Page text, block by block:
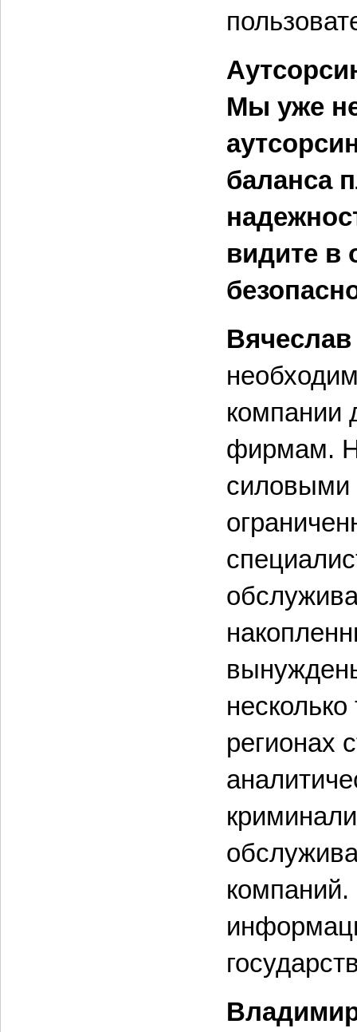
Мы уже
баланса
видите в
компании
фирмам.
силовыми
регионах